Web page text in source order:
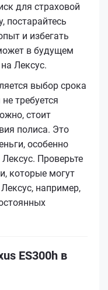
для страховой
постарайтесь
и избегать
в будущем
Лексус.
выбор срока
требуется
стоит
полиса. Это
особенно
Проверьте
которые могут
например,
ES300h в